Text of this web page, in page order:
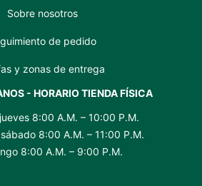
Sobre nosotros
de pedido
y zonas de entrega
- HORARIO TIENDA FÍSICA
8:00 A.M. – 10:00 P.M.
8:00 A.M. – 11:00 P.M.
8:00 A.M. – 9:00 P.M.